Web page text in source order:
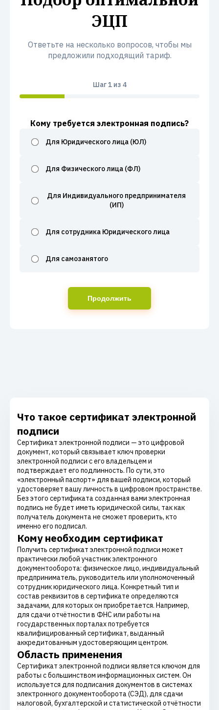
ЭЦП
Ответьте на несколько вопросов, чтобы мы
предложили подходящий тариф.
Шаг1из 4
Кому требуется электронная подпись?
Для Юридического лица (ЮЛ)
Для Физического лица (ФЛ)
Для Индивидуального предпринимателя
(ИП)
Для сотрудника Юридического лица
Для самозанятого
Продолжить
Что такое сертификат электронной
подписи
Сертификат электронной подписи — это цифровой
документ, который связывает ключ проверки
электронной подписи с его владельцем и
подтверждает его подлинность. По сути, это
«электронный паспорт» для вашей подписи, который
удостоверяет вашу личность в цифровом пространстве.
Без этого сертификата созданная вами электронная
подпись не будет иметь юридической силы, так как
получатель документа не сможет проверить, кто
именно его подписал.
Кому необходим сертификат
Получить сертификат электронной подписи может
практически любой участник электронного
документооборота: физическое лицо, индивидуальный
предприниматель, руководитель или уполномоченный
сотрудник юридического лица. Конкретный тип и
состав реквизитов в сертификате определяются
задачами, для которых он приобретается. Например,
для сдачи отчётности в ФНС или работы на
государственных порталах потребуется
квалифицированный сертификат, выданный
аккредитованным удостоверяющим центром.
Область применения
Сертификат электронной подписи является ключом для
работы с большинством информационных систем. Он
используется для подписания документов в системах
электронного документооборота (СЭД), для сдачи
налоговой, бухгалтерской и статистической отчётности